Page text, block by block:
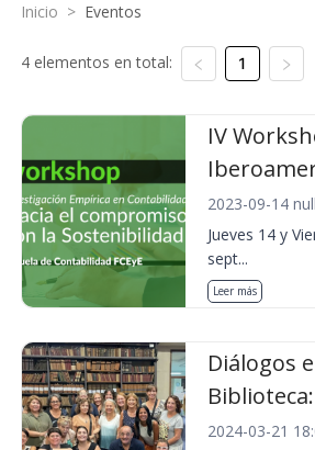
Inicio > Eventos
4 elementos en total: 1
IV
2023-09-14 null
Jueves 14 y
sept...
Leer más
Diálogos
2024-03-21